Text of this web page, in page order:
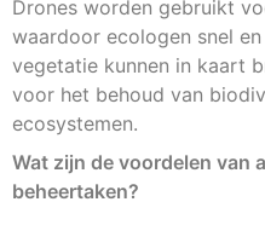
Drones worden gebruikt
waardoor ecologen snel
vegetatie kunnen in kaart
voor het behoud van
ecosystemen.
Wat zijn de voordelen van
beheertaken?